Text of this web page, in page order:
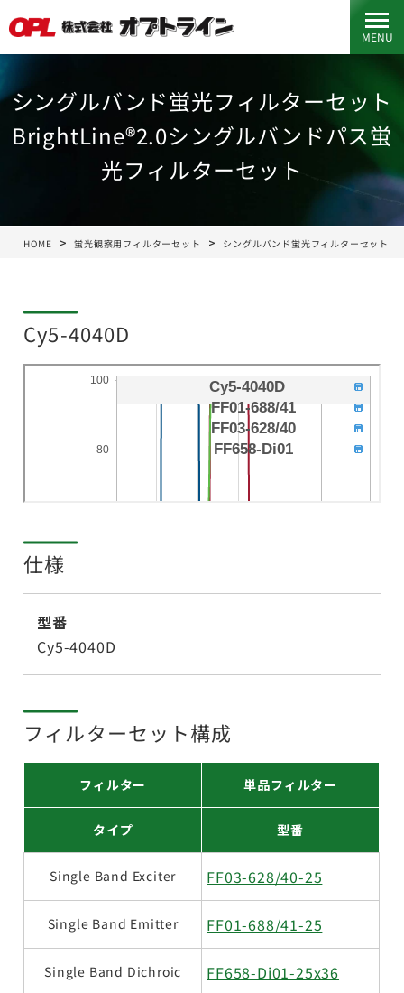
MENU
シングルバンド蛍光フィルターセット
BrightLine®2.0シングルバンドパス蛍
光フィルターセット
HOME 蛍光観察用フィルターセット シングルバンド蛍光フィルターセット
Cy5-4040D
仕様
型番
Cy5-4040D
フィルターセット構成
フィルター 単品フィルター
タイプ 型番
Single Band Exciter FF03-628/40-25
Single Band Emitter FF01-688/41-25
Single Band Dichroic FF658-Di01-25x36